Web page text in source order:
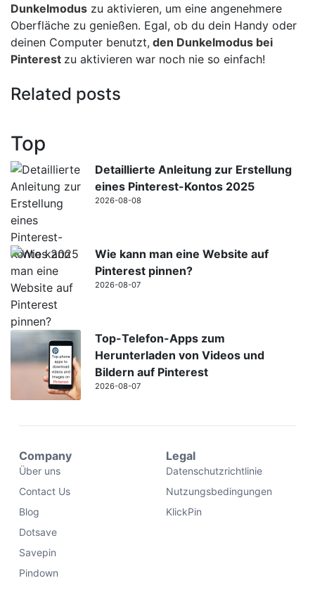
Dunkelmodus zu aktivieren, um eine angenehmere
Oberfläche zu genießen. Egal, ob du dein Handy oder
deinen Computer benutzt, den Dunkelmodus bei
Pinterest zu aktivieren war noch nie so einfach!
Related posts
Top
Detaillierte Anleitung zur Erstellung
eines Pinterest-Kontos 2025
2026-08-08
Wie kann man eine Website auf
Pinterest pinnen?
2026-08-07
Top-Telefon-Apps zum
Herunterladen von Videos und
Bildern auf Pinterest
2026-08-07
Company
Über uns
Contact Us
Blog
Dotsave
Savepin
Pindown
Legal
Datenschutzrichtlinie
Nutzungsbedingungen
KlickPin